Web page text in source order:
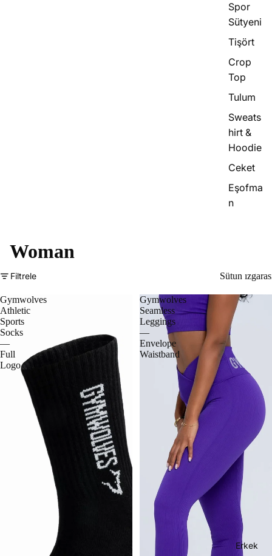
Spor
Sütyeni
Tişört
Crop
Top
Tulum
Sweats
hirt &
Hoodie
Ceket
Eşofma
n
Erkek
Woman
Filtrele Sütun
Gymwolves
Athletic
Sports
Socks
—
Full
Logo
Gymwolves
Seamless
Leggings
—
Envelope
Waistband